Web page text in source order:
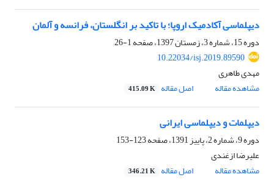
دیپلماسی آکادمیک اروپا؛ با تاکید بر انگلستان، فرانسه و آلمان
دوره 15، شماره 3، زمستان 1397، صفحه
1-26
10.22034/isj.2019.89590
مهدی طاهری
مشاهده مقاله
اصل مقاله 415.09 K
دیپلمات و دیپلماسی ایرانی
دوره 9، شماره 2، پاییز 1391، صفحه
123-153
علیرضا ازغندی
مشاهده مقاله
اصل مقاله 346.21 K